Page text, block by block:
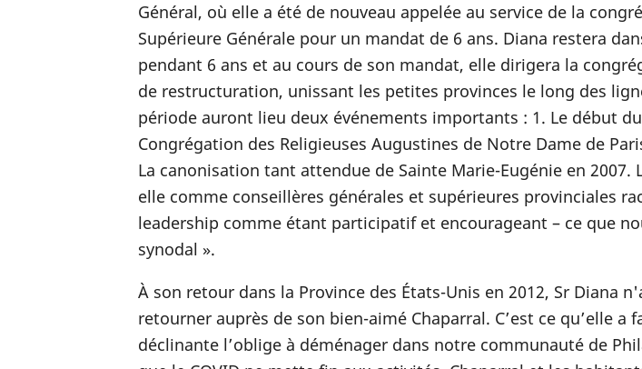
Général, où elle a été de nouveau appelée au service de la
Supérieure Générale pour un mandat de 6 ans. Diana restera
pendant 6 ans et au cours de son mandat, elle dirigera la
de restructuration, unissant les petites provinces le long des
période auront lieu deux événements importants : 1. Le début
Congrégation des Religieuses Augustines de Notre Dame de
La canonisation tant attendue de Sainte Marie-Eugénie en
elle comme conseillères générales et supérieures provinciales
leadership comme étant participatif et encourageant – ce que
synodal ».
À son retour dans la Province des États-Unis en 2012, Sr Diana
retourner auprès de son bien-aimé Chaparral. C’est ce qu’elle a
déclinante l’oblige à déménager dans notre communauté de